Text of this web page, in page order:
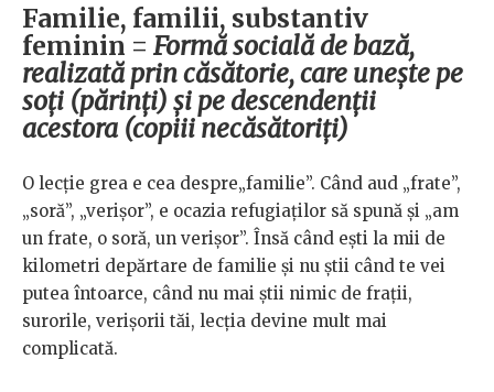
Familie, familii, substantiv
feminin = Formă socială de bază,
realizată prin căsătorie, care unește pe
soți (părinți) și pe descendenții
acestora (copiii necăsătoriți)
O lecție grea e cea despre„familie”. Când aud „frate”,
„soră”, „verișor”, e ocazia refugiaților să spună și „am
un frate, o soră, un verișor”. Însă când ești la mii de
kilometri depărtare de familie și nu știi când te vei
putea întoarce, când nu mai știi nimic de frații,
surorile, verișorii tăi, lecția devine mult mai
complicată.